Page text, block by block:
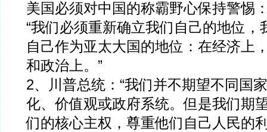
美国必须对中国的称霸野心保持警惕
“我们必须重新确立我们自己的地位，
自己作为亚太大国的地位：在经济上
和政治上。”
2、川普总统：“我们并不期望不同国
化、价值观或政府系统。但是我们期
们的核心主权，尊重他们自己人民的